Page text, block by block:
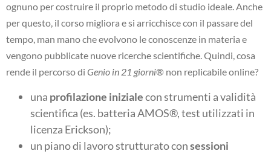
ognuno per costruire il proprio metodo di studio ideale. Anche
per questo, il corso migliora e si arricchisce con il passare del
tempo, man mano che evolvono le conoscenze in materia e
vengono pubblicate nuove ricerche scientifiche. Quindi, cosa
rende il percorso di Genio in 21 giorni® non replicabile online?
una profilazione inizialecon strumenti a validità
scientifica (es. batteria AMOS®, test utilizzati in
licenza Erickson);
un piano di lavoro strutturato consessioni